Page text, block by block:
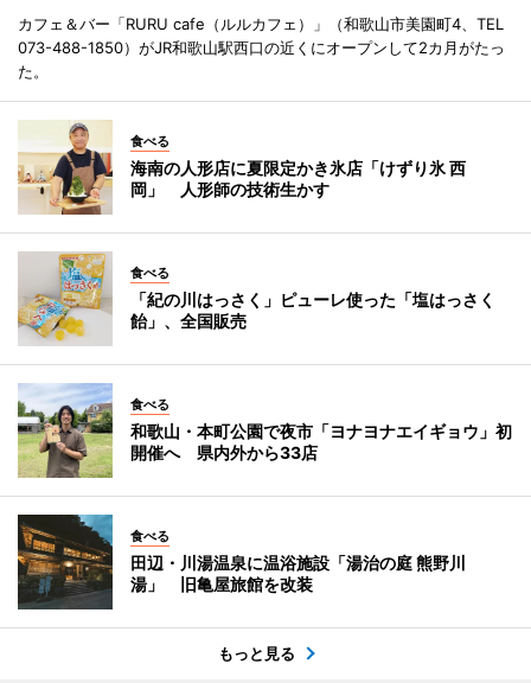
カフェ＆バー「RURU cafe（ルルカフェ）」（和歌山市美園町4、TEL
073-488-1850）がJR和歌山駅西口の近くにオープンして2カ月がたっ
た。
食べる
海南の人形店に夏限定かき氷店「けずり氷 西
岡」 人形師の技術生かす
食べる
「紀の川はっさく」ピューレ使った「塩はっさく
飴」、全国販売
食べる
和歌山・本町公園で夜市「ヨナヨナエイギョウ」初
開催へ 県内外から33店
食べる
田辺・川湯温泉に温浴施設「湯治の庭 熊野川
湯」 旧亀屋旅館を改装
もっと見る